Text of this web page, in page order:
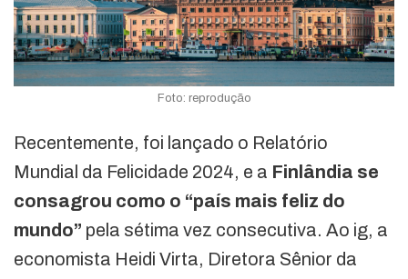
Foto: reprodução
Recentemente, foi lançado o Relatório
Mundial da Felicidade 2024, e a Finlândia se
consagrou como o “país mais feliz do
mundo” pela sétima vez consecutiva. Ao ig, a
economista Heidi Virta, Diretora Sênior da